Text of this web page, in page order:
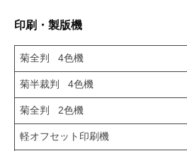
印刷・製版機
菊全判 4色機
菊半裁判 4色機
菊全判 2色機
軽オフセット印刷機